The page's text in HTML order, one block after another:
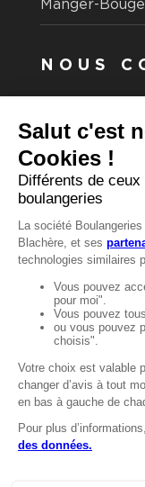
Manger-
NOUS
Vous
Consultez
FAQ
Recrutement
Mentions
Protection
LignÉthique